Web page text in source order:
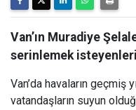
Van’ın Muradiye
serinlemek
Van’da havaların geçmiş
vatandaşların suyun